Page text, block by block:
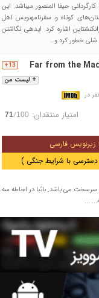
مری شلی ، فیلمی بیوگرافی و ماجرایی محصول سال ۲۰۱۷ به کارگردانی حیفا المنصور می‎باشد. این
فیلم به زندگی مری شلی یک رمان‌نویس ، نویسنده‎ی داستان‌های کوتاه و سفرنامه‎نویس اهل
انگلستان می‎پردازد. از شناخته‌شده‌ترین آثار او می‌توان به فرانکنشتاین اشاره کرد. ایده‎ی نگاشتن
+ لیست من
13+ Far from the
امتیاز منتقدان: 71/100
زیرنویس فارسی
با شرایط جنگی )
سرسخت می باشد. باثبا در احاطه سه
...